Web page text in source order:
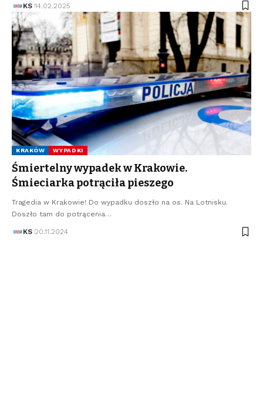
KS 14.02.2025
KRAKÓW WYPADKI
Śmiertelny wypadek w Krakowie.
Śmieciarka potrąciła pieszego
Tragedia w Krakowie! Do wypadku doszło na os. Na Lotnisku.
Doszło tam do potrącenia…
KS 20.11.2024